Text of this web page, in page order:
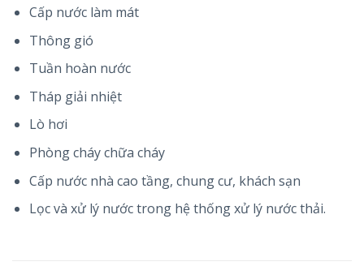
Cấp nước làm mát
Thông gió
Tuần hoàn nước
Tháp giải nhiệt
Lò hơi
Phòng cháy chữa cháy
Cấp nước nhà cao tầng, chung cư, khách sạn
Lọc và xử lý nước trong hệ thống xử lý nước thải.